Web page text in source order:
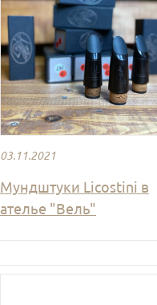
03.11.2021
Мундштуки Licostini в
ателье "Вель"